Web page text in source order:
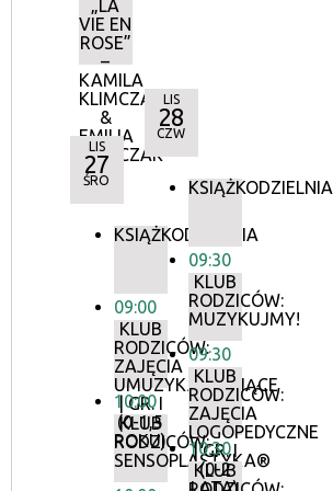
„LA
VIE EN
ROSE”
–
KAMILA
KLIMCZAK
&
EMILIA
KLIMCZAK
LIS
27
ŚRO
KSIĄŻKODZIELNIA
09:00
KLUB
RODZICÓW:
ZAJĘCIA
UMUZYKALNIAJĄCE
| GR. I
(0-1,5
ROKU)
10:00
KLUB
RODZICÓW:
SENSOPLASTYKA®
LIS
28
CZW
KSIĄŻKODZIELNIA
09:30
KLUB
RODZICÓW:
MUZYKUJMY!
09:30
KLUB
RODZICÓW:
ZAJĘCIA
LOGOPEDYCZNE
| GR. I
(0-2
10:30
KLUB